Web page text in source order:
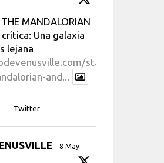
MANDALORIAN
crítica: Una galaxia
lejana
star-
and...
Twitter
8 May